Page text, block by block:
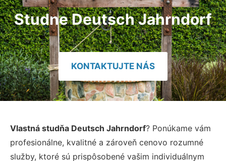
Studne Deutsch Jahrndorf
KONTAKTUJTE NÁS
Vlastná studňa Deutsch Jahrndorf? Ponúkame vám
profesionálne, kvalitné a zároveň cenovo rozumné
služby, ktoré sú prispôsobené vašim individuálnym